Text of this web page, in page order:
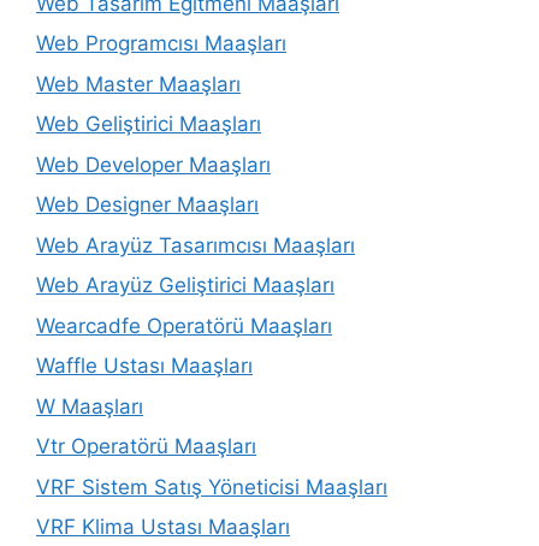
Web Programcısı Maaşları
Web Master Maaşları
Web Geliştirici Maaşları
Web Developer Maaşları
Web Designer Maaşları
Web Arayüz Tasarımcısı Maaşları
Web Arayüz Geliştirici Maaşları
Wearcadfe Operatörü Maaşları
Waffle Ustası Maaşları
W Maaşları
Vtr Operatörü Maaşları
VRF Sistem Satış Yöneticisi Maaşları
VRF Klima Ustası Maaşları